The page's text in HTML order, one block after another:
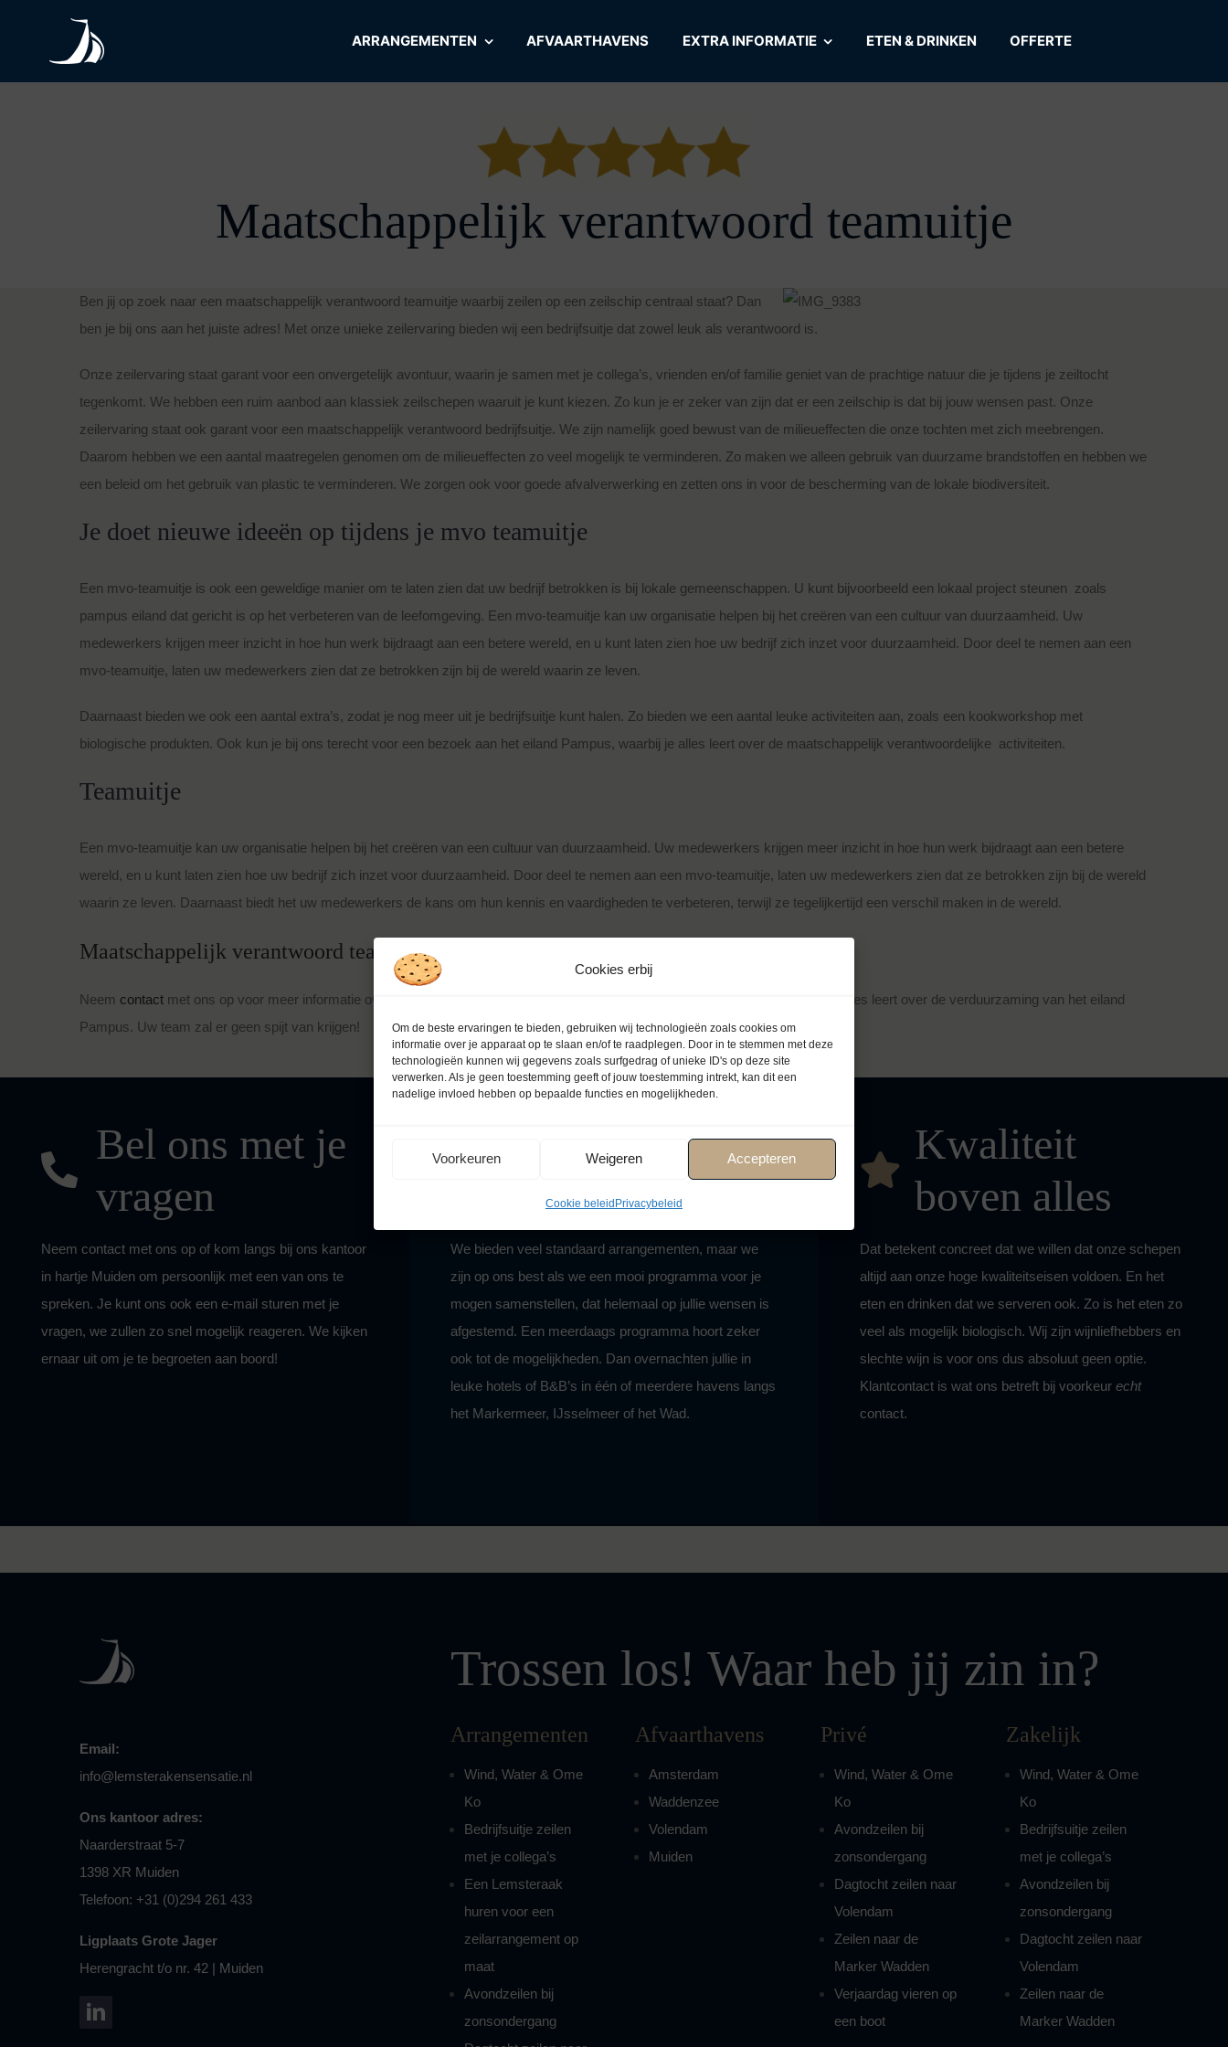
Cookies erbij
Om de beste ervaringen te bieden, gebruiken wij technologieën zoals cookies om
informatie over je apparaat op te slaan en/of te raadplegen. Door in te stemmen met deze
technologieën kunnen wij gegevens zoals surfgedrag of unieke ID's op deze site
verwerken. Als je geen toestemming geeft of jouw toestemming intrekt, kan dit een
nadelige invloed hebben op bepaalde functies en mogelijkheden.
Accepteren
Weigeren
Voorkeuren
Cookie beleidPrivacybeleid
ARRANGEMENTEN AFVAARTHAVENS EXTRA INFORMATIE ETEN & DRINKEN OFFERTE
Maatschappelijk verantwoord teamuitje
Ben jij op zoek naar een maatschappelijk verantwoord teamuitje waarbij zeilen op een zeilschip centraal staat? Dan
ben je bij ons aan het juiste adres! Met onze unieke zeilervaring bieden wij een bedrijfsuitje dat zowel leuk als verantwoord is.
Onze zeilervaring staat garant voor een onvergetelijk avontuur, waarin je samen met je collega’s, vrienden en/of familie geniet van de prachtige natuur die je tijdens je zeiltocht
tegenkomt. We hebben een ruim aanbod aan klassiek zeilschepen waaruit je kunt kiezen. Zo kun je er zeker van zijn dat er een zeilschip is dat bij jouw wensen past. Onze
zeilervaring staat ook garant voor een maatschappelijk verantwoord bedrijfsuitje. We zijn namelijk goed bewust van de milieueffecten die onze tochten met zich meebrengen.
Daarom hebben we een aantal maatregelen genomen om de milieueffecten zo veel mogelijk te verminderen. Zo maken we alleen gebruik van duurzame brandstoffen en hebben we
een beleid om het gebruik van plastic te verminderen. We zorgen ook voor goede afvalverwerking en zetten ons in voor de bescherming van de lokale biodiversiteit.
Je doet nieuwe ideeën op tijdens je mvo teamuitje
Een mvo-teamuitje is ook een geweldige manier om te laten zien dat uw bedrijf betrokken is bij lokale gemeenschappen. U kunt bijvoorbeeld een lokaal project steunen zoals
pampus eiland dat gericht is op het verbeteren van de leefomgeving. Een mvo-teamuitje kan uw organisatie helpen bij het creëren van een cultuur van duurzaamheid. Uw
medewerkers krijgen meer inzicht in hoe hun werk bijdraagt aan een betere wereld, en u kunt laten zien hoe uw bedrijf zich inzet voor duurzaamheid. Door deel te nemen aan een
mvo-teamuitje, laten uw medewerkers zien dat ze betrokken zijn bij de wereld waarin ze leven.
Daarnaast bieden we ook een aantal extra’s, zodat je nog meer uit je bedrijfsuitje kunt halen. Zo bieden we een aantal leuke activiteiten aan, zoals een kookworkshop met
biologische produkten. Ook kun je bij ons terecht voor een bezoek aan het eiland Pampus, waarbij je alles leert over de maatschappelijk verantwoordelijke activiteiten.
Teamuitje
Een mvo-teamuitje kan uw organisatie helpen bij het creëren van een cultuur van duurzaamheid. Uw medewerkers krijgen meer inzicht in hoe hun werk bijdraagt aan een betere
wereld, en u kunt laten zien hoe uw bedrijf zich inzet voor duurzaamheid. Door deel te nemen aan een mvo-teamuitje, laten uw medewerkers zien dat ze betrokken zijn bij de wereld
waarin ze leven. Daarnaast biedt het uw medewerkers de kans om hun kennis en vaardigheden te verbeteren, terwijl ze tegelijkertijd een verschil maken in de wereld.
Maatschappelijk verantwoord teamuitje boeken?
Neem contactmet ons op voor meer informatie over een MVO- teamuitje. We zorgen voor een onvergetelijke ervaring waarbij u alles leert over de verduurzaming van het eiland
Pampus. Uw team zal er geen spijt van krijgen!
Bel ons met je
vragen
Neem contact met ons op of kom langs bij ons kantoor
in hartje Muiden om persoonlijk met een van ons te
spreken. Je kunt ons ook een e-mail sturen met je
vragen, we zullen zo snel mogelijk reageren. We kijken
ernaar uit om je te begroeten aan boord!
Voor jou op
maat
We bieden veel standaard arrangementen, maar we
zijn op ons best als we een mooi programma voor je
mogen samenstellen, dat helemaal op jullie wensen is
afgestemd. Een meerdaags programma hoort zeker
ook tot de mogelijkheden. Dan overnachten jullie in
leuke hotels of B&B’s in één of meerdere havens langs
het Markermeer, IJsselmeer of het Wad.
Kwaliteit
boven alles
Dat betekent concreet dat we willen dat onze schepen
altijd aan onze hoge kwaliteitseisen voldoen. En het
eten en drinken dat we serveren ook. Zo is het eten zo
veel als mogelijk biologisch. Wij zijn wijnliefhebbers en
slechte wijn is voor ons dus absoluut geen optie.
Klantcontact is wat ons betreft bij voorkeur echt
contact.
Trossen los! Waar heb jij zin in?
Email:
info@lemsterakensensatie.nl
Ons kantoor adres:
Naarderstraat 5-7
1398 XR Muiden
Telefoon: +31 (0)294 261 433
Ligplaats Grote Jager
Herengracht t/o nr. 42 | Muiden
Arrangementen
Wind, Water & Ome
Ko
Bedrijfsuitje zeilen
met je collega’s
Een Lemsteraak
huren voor een
zeilarrangement op
maat
Avondzeilen bij
zonsondergang
Afvaarthavens
Amsterdam
Waddenzee
Volendam
Muiden
Privé
Wind, Water & Ome
Ko
Avondzeilen bij
zonsondergang
Dagtocht zeilen naar
Volendam
Zeilen naar de
Marker Wadden
Verjaardag vieren op
een boot
Zakelijk
Wind, Water & Ome
Ko
Bedrijfsuitje zeilen
met je collega’s
Avondzeilen bij
zonsondergang
Dagtocht zeilen naar
Volendam
Zeilen naar de
Marker Wadden